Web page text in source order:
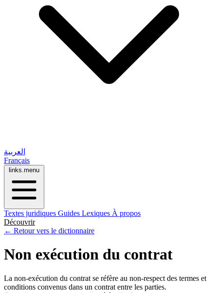
العربية
Français
links.menu
Textes juridiques Guides Lexiques À propos
Découvrir
← Retour vers le dictionnaire
Non exécution du contrat
La non-exécution du contrat se réfère au non-respect des termes et
conditions convenus dans un contrat entre les parties.